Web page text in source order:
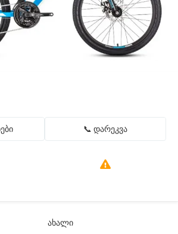
📞 დარეკვა
ახალი